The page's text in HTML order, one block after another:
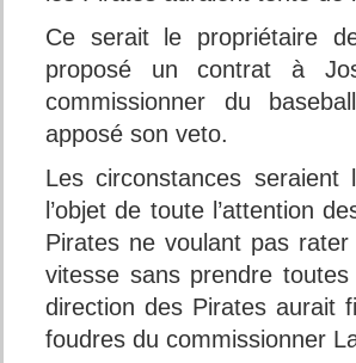
Ce serait le propriétaire
proposé un contrat à
commissionner du
apposé son veto.
Les circonstances
l’objet de toute l’attention
Pirates ne voulant pas
vitesse sans prendre toutes
direction des Pirates aurait
foudres du commissionner